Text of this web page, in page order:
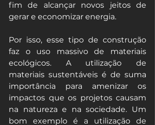
fim de alcançar novos jeitos de
gerar e economizar energia.
Por isso, esse tipo de construção
faz o uso massivo de materiais
ecológicos. A utilização de
materiais sustentáveis é de suma
importância para amenizar os
impactos que os projetos causam
na natureza e na sociedade. Um
bom exemplo é a utilização de